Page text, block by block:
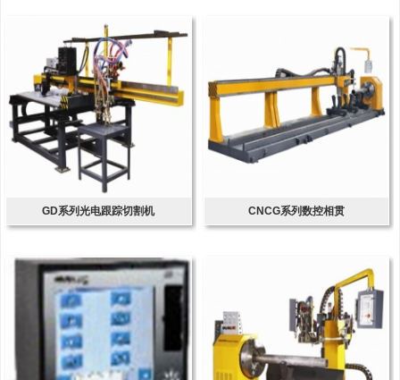
GD系列光电跟踪切割机 CNCG系列数控相贯